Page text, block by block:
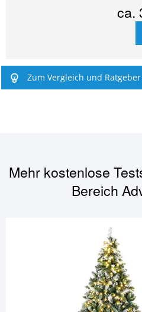
ca.
Zum Vergleich und Ratgeber
Mehr kostenlose
Bereich